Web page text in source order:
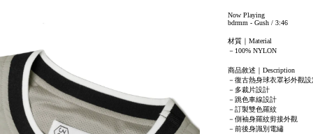
Now Playing
bdrmm - Gush / 3:46
材質｜Material
－100% NYLON
商品敘述｜Description
－復古熱身球衣罩衫外觀設
－多裁片設計
－跳色車線設計
－訂製雙色羅紋
－側袖身羅紋剪接外觀
－前後身識別電繡